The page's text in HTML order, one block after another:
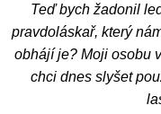
Teď bych žadonil
pravdoláskař, který
obhájí je? Moji osobu
chci dnes slyšet